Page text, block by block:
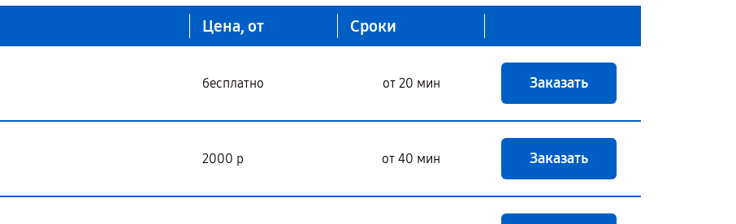
Цена, от Сроки
бесплатно от 20 мин Заказать
2000 р от 40 мин Заказать